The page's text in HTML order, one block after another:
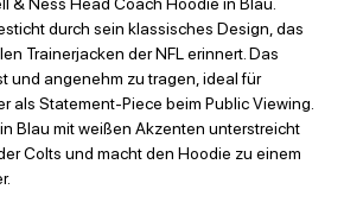
& Ness Head Coach Hoodie in Blau.
durch sein klassisches Design, das
Trainerjacken der NFL erinnert. Das
und angenehm zu tragen, ideal für
als Statement-Piece beim Public Viewing.
Blau mit weißen Akzenten unterstreicht
Colts und macht den Hoodie zu einem